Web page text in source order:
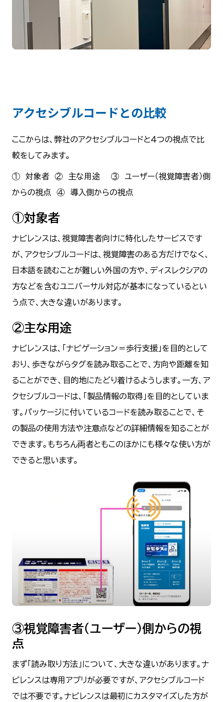
アクセシブルコードとの比較
ここからは、弊社のアクセシブルコードと４つの視点で比
較をしてみます。
① 対象者 ② 主な用途 ③ ユーザー（視覚障害者）側
からの視点 ④ 導入側からの視点
①対象者
ナビレンスは、視覚障害者向けに特化したサービスです
が、アクセシブルコードは、視覚障害のある方だけでなく、
日本語を読むことが難しい外国の方や、ディスレクシアの
方などを含むユニバーサル対応が基本になっているとい
う点で、大きな違いがあります。
②主な用途
ナビレンスは、「ナビゲーション＝歩行支援」を目的として
おり、歩きながらタグを読み取ることで、方向や距離を知
ることができ、目的地にたどり着けるようします。一方、ア
クセシブルコードは、「製品情報の取得」を目的としていま
す。パッケージに付いているコードを読み取ることで、そ
の製品の使用方法や注意点などの詳細情報を知ることが
できます。もちろん両者ともこのほかにも様々な使い方が
できると思います。
③視覚障害者（ユーザー）側からの視
点
まず「読み取り方法」について、大きな違いがあります。ナ
ビレンスは専用アプリが必要ですが、アクセシブルコード
では不要です。ナビレンスは最初にカスタマイズした方が